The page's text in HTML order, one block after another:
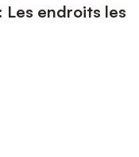
Les endroits les